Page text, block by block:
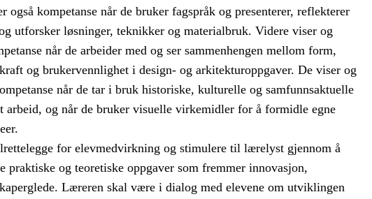
også kompetanse når de bruker fagspråk og presenterer, reflekterer
utforsker løsninger, teknikker og materialbruk. Videre viser og
når de arbeider med og ser sammenhengen mellom form,
og brukervennlighet i design- og arkitekturoppgaver. De viser og
når de tar i bruk historiske, kulturelle og samfunnsaktuelle
arbeid, og når de bruker visuelle virkemidler for å formidle egne
for elevmedvirkning og stimulere til lærelyst gjennom å
praktiske og teoretiske oppgaver som fremmer innovasjon,
Læreren skal være i dialog med elevene om utviklingen